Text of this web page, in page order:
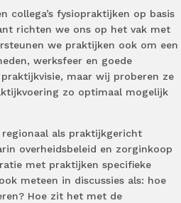
collega’s fysiopraktijken op basis
richten we ons op het vak met
we praktijken ook om een
werksfeer en goede
maar wij proberen ze
zo optimaal mogelijk
als praktijkgericht
overheidsbeleid en zorginkoop
met praktijken specifieke
meteen in discussies als: hoe
Hoe zit het met de